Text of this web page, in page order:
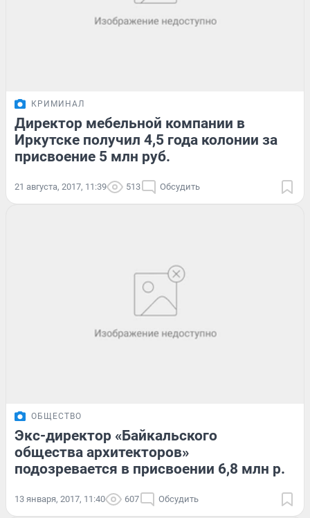
КРИМИНАЛ
Директор мебельной компании в
Иркутске получил 4,5 года колонии за
присвоение 5 млн руб.
21 августа, 2017, 11:39 513 Обсудить
ОБЩЕСТВО
Экс-директор «Байкальского
общества архитекторов»
подозревается в присвоении 6,8 млн р.
13 января, 2017, 11:40 607 Обсудить